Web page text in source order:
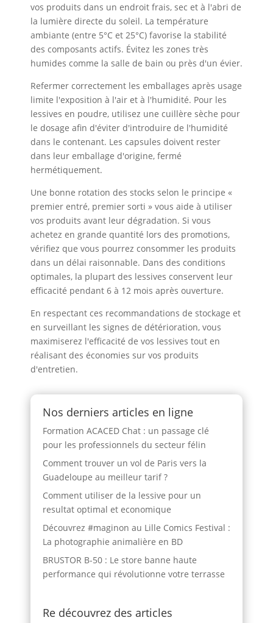
vos produits dans un endroit frais, sec et à l'abri de
la lumière directe du soleil. La température
ambiante (entre 5°C et 25°C) favorise la stabilité
des composants actifs. Évitez les zones très
humides comme la salle de bain ou près d'un évier.
Refermer correctement les emballages après usage
limite l'exposition à l'air et à l'humidité. Pour les
lessives en poudre, utilisez une cuillère sèche pour
le dosage afin d'éviter d'introduire de l'humidité
dans le contenant. Les capsules doivent rester
dans leur emballage d'origine, fermé
hermétiquement.
Une bonne rotation des stocks selon le principe «
premier entré, premier sorti » vous aide à utiliser
vos produits avant leur dégradation. Si vous
achetez en grande quantité lors des promotions,
vérifiez que vous pourrez consommer les produits
dans un délai raisonnable. Dans des conditions
optimales, la plupart des lessives conservent leur
efficacité pendant 6 à 12 mois après ouverture.
En respectant ces recommandations de stockage et
en surveillant les signes de détérioration, vous
maximiserez l'efficacité de vos lessives tout en
réalisant des économies sur vos produits
d'entretien.
Nos derniers articles en ligne
Formation ACACED Chat : un passage clé
pour les professionnels du secteur félin
Comment trouver un vol de Paris vers la
Guadeloupe au meilleur tarif ?
Comment utiliser de la lessive pour un
resultat optimal et economique
Découvrez #maginon au Lille Comics Festival :
La photographie animalière en BD
BRUSTOR B-50 : Le store banne haute
performance qui révolutionne votre terrasse
Re découvrez des articles